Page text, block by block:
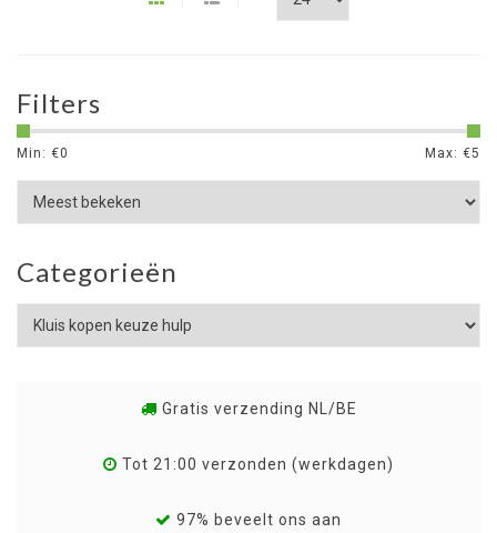
Filters
Min: €0 Max: €5
Categorieën
Gratis verzending NL/BE
Tot 21:00 verzonden (werkdagen)
97% beveelt ons aan